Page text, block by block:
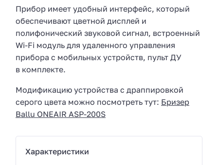
Прибор имеет удобный интерфейс, который
обеспечивают цветной дисплей и
полифонический звуковой сигнал, встроенный
Wi-Fi модуль для удаленного управления
прибора с мобильных устройств, пульт ДУ
в комплекте.
Модификацию устройства с драппировкой
серого цвета можно посмотреть тут: Бризер
Ballu ONEAIR ASP-200S
Характеристики